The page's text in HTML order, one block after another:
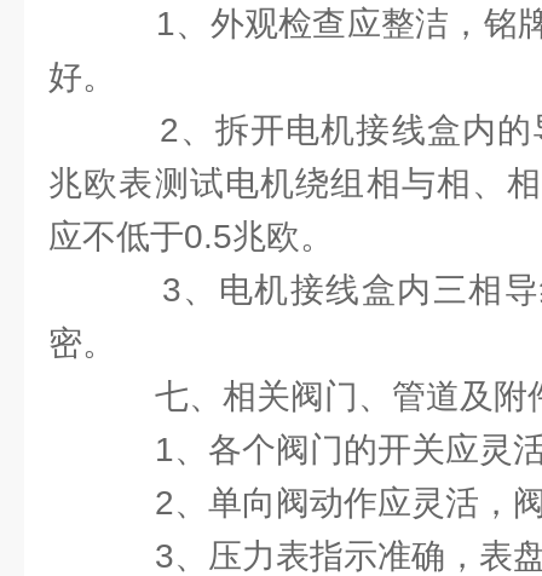
1、外观检查应整洁，铭
好。
2、拆开电机接线盒内的
兆欧表测试电机绕组相与相、
应不低于0.5兆欧。
3、电机接线盒内三相导
密。
七、相关阀门、管道及附
1、各个阀门的开关应灵
2、单向阀动作应灵活，
3、压力表指示准确，表